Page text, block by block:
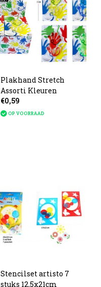
Plakhand Stretch
Assorti Kleuren
€0,59
OP VOORRAAD
Stencilset artisto 7
stuks 12,5x21cm